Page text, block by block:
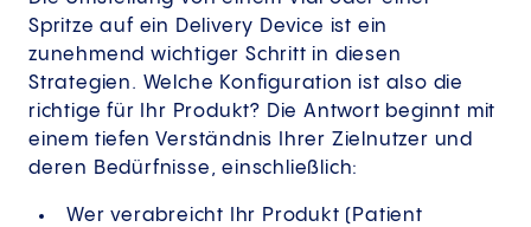
Spritze auf ein Delivery Device ist ein
zunehmend wichtiger Schritt in diesen
Strategien. Welche Konfiguration ist also die
richtige für Ihr Produkt? Die Antwort beginnt mit
einem tiefen Verständnis Ihrer Zielnutzer und
deren Bedürfnisse, einschließlich:
Wer verabreicht Ihr Produkt (Patient